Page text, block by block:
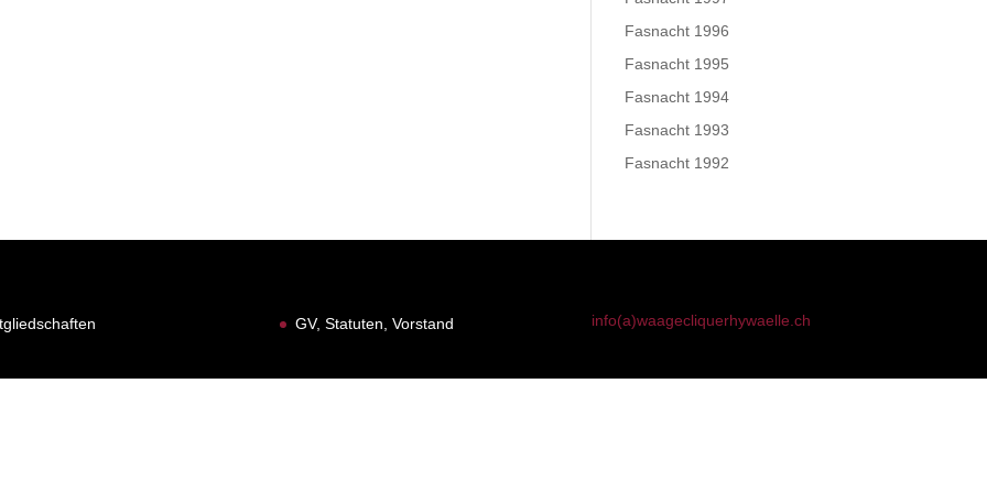
Fasnacht 1996
Fasnacht 1995
Fasnacht 1994
Fasnacht 1993
Fasnacht 1992
GV, Statuten, Vorstand info(a)waagecliquerhywaelle.ch